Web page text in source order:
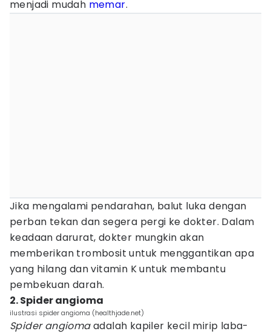
menjadi mudah memar.
Jika mengalami pendarahan, balut luka dengan
perban tekan dan segera pergi ke dokter. Dalam
keadaan darurat, dokter mungkin akan
memberikan trombosit untuk menggantikan apa
yang hilang dan vitamin K untuk membantu
pembekuan darah.
2. Spider angioma
ilustrasi spider angioma (healthjade.net)
Spider angiomaadalah kapiler kecil mirip laba-